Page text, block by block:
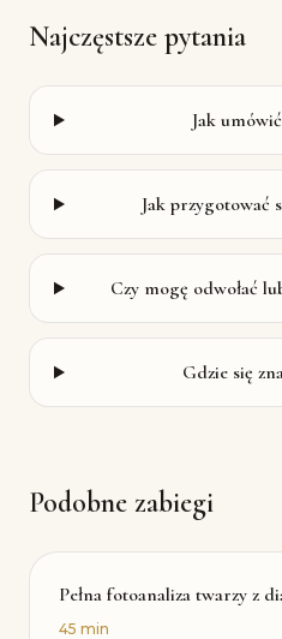
Najczęstsze pytania
Jak
Jak przygotować
Czy mogę odwołać
Gdzie się
Podobne zabiegi
Pełna fotoanaliza twarzy z
45 min